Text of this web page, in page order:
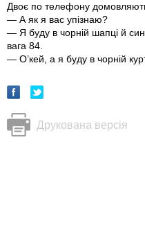
Двоє по телефону
— А як я вас упізнаю?
— Я буду в чорній шапці й
вага 84.
— О’кей, а я буду в чорній
Друкована версія